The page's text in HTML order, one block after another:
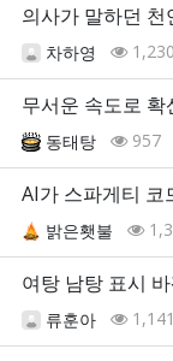
의사가 말하던
차하영 1,230
무서운 속도로
동태탕 957
AI가 스파게티 코
밝은횃불
여탕 남탕 표시
류훈아 1,141